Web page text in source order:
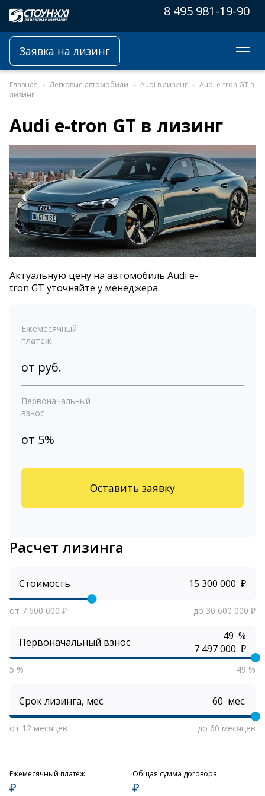
8 495 981-19-90
Заявка на лизинг
Главная Легковые автомобили Audi в лизинг
Audi e-tron GT в
лизинг
Audi e-tron GT в лизинг
Актуальную цену на автомобиль Audi e-
tron GT уточняйте у менеджера.
Ежемесячный
платеж
от руб.
Первоначальный
взнос
от 5%
Оставить заявку
Расчет лизинга
Стоимость ₽
от 7 600 000 ₽ до 30 600 000 ₽
Первоначальный взнос
%
₽
5 % 49 %
Срок лизинга, мес. мес.
от 12 месяцев до 60 месяцев
Ежемесячный платеж
₽
Общая сумма договора
₽